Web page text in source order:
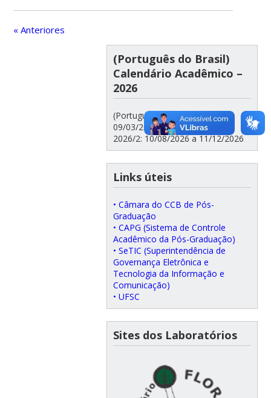
« Anteriores
(Português do Brasil)
Calendário Acadêmico –
2026
(Português do Brasil) 2026/1:
09/03/2026 a 10/07/2026
2026/2: 10/08/2026 a 11/12/2026
Links úteis
• Câmara do CCB de Pós-
Graduação
• CAPG (Sistema de Controle
Acadêmico da Pós-Graduação)
• SeTIC (Superintendência de
Governança Eletrônica e
Tecnologia da Informação e
Comunicação)
• UFSC
Sites dos Laboratórios